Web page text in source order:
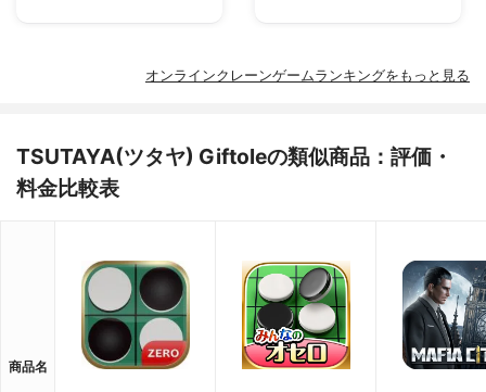
オンラインクレーンゲームランキングをもっと見る
TSUTAYA(ツタヤ) Giftoleの類似商品：評価・
料金比較表
商品名